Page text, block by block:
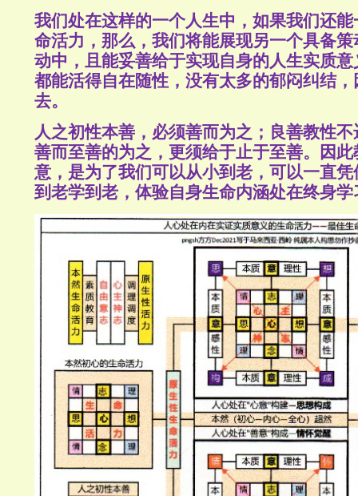
我们处在这样的一个人生中，如果我们还
命活力，那么，我们将能展现另一个具备
动中，且能妥善给于实现自身的人生实质
都能活得自在随性，没有太多的郁闷纠结
去。
人之初性本善，必须善而为之；良善教性
善而至善的为之，更须给于止于至善。因
意，是为了我们可以从小到老，可以一直
到老学到老，体验自身生命内涵处在终身